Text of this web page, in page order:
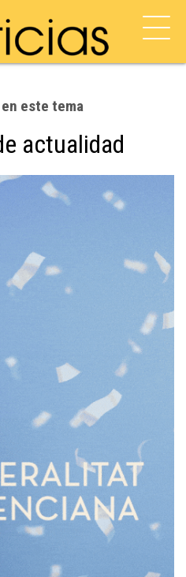
este tema
actualidad